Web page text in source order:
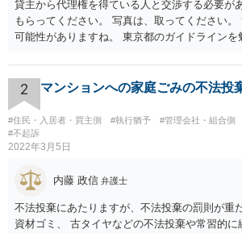
貸主から代理権を得ている人と交渉する必要が
もらってください。 写真は、取ってください
可能性がありますね。 東京都のガイドライン
2 マンションへの家庭ごみの不法投
#住民・入居者・買主側 #執行猶予 #管理会社・組合側
#不起訴
2022年3月5日
内藤 政信 弁護士
不法投棄にあたりますが、不法投棄の罰則が重
資材ゴミ、 古タイヤなどの不法投棄や常習的に